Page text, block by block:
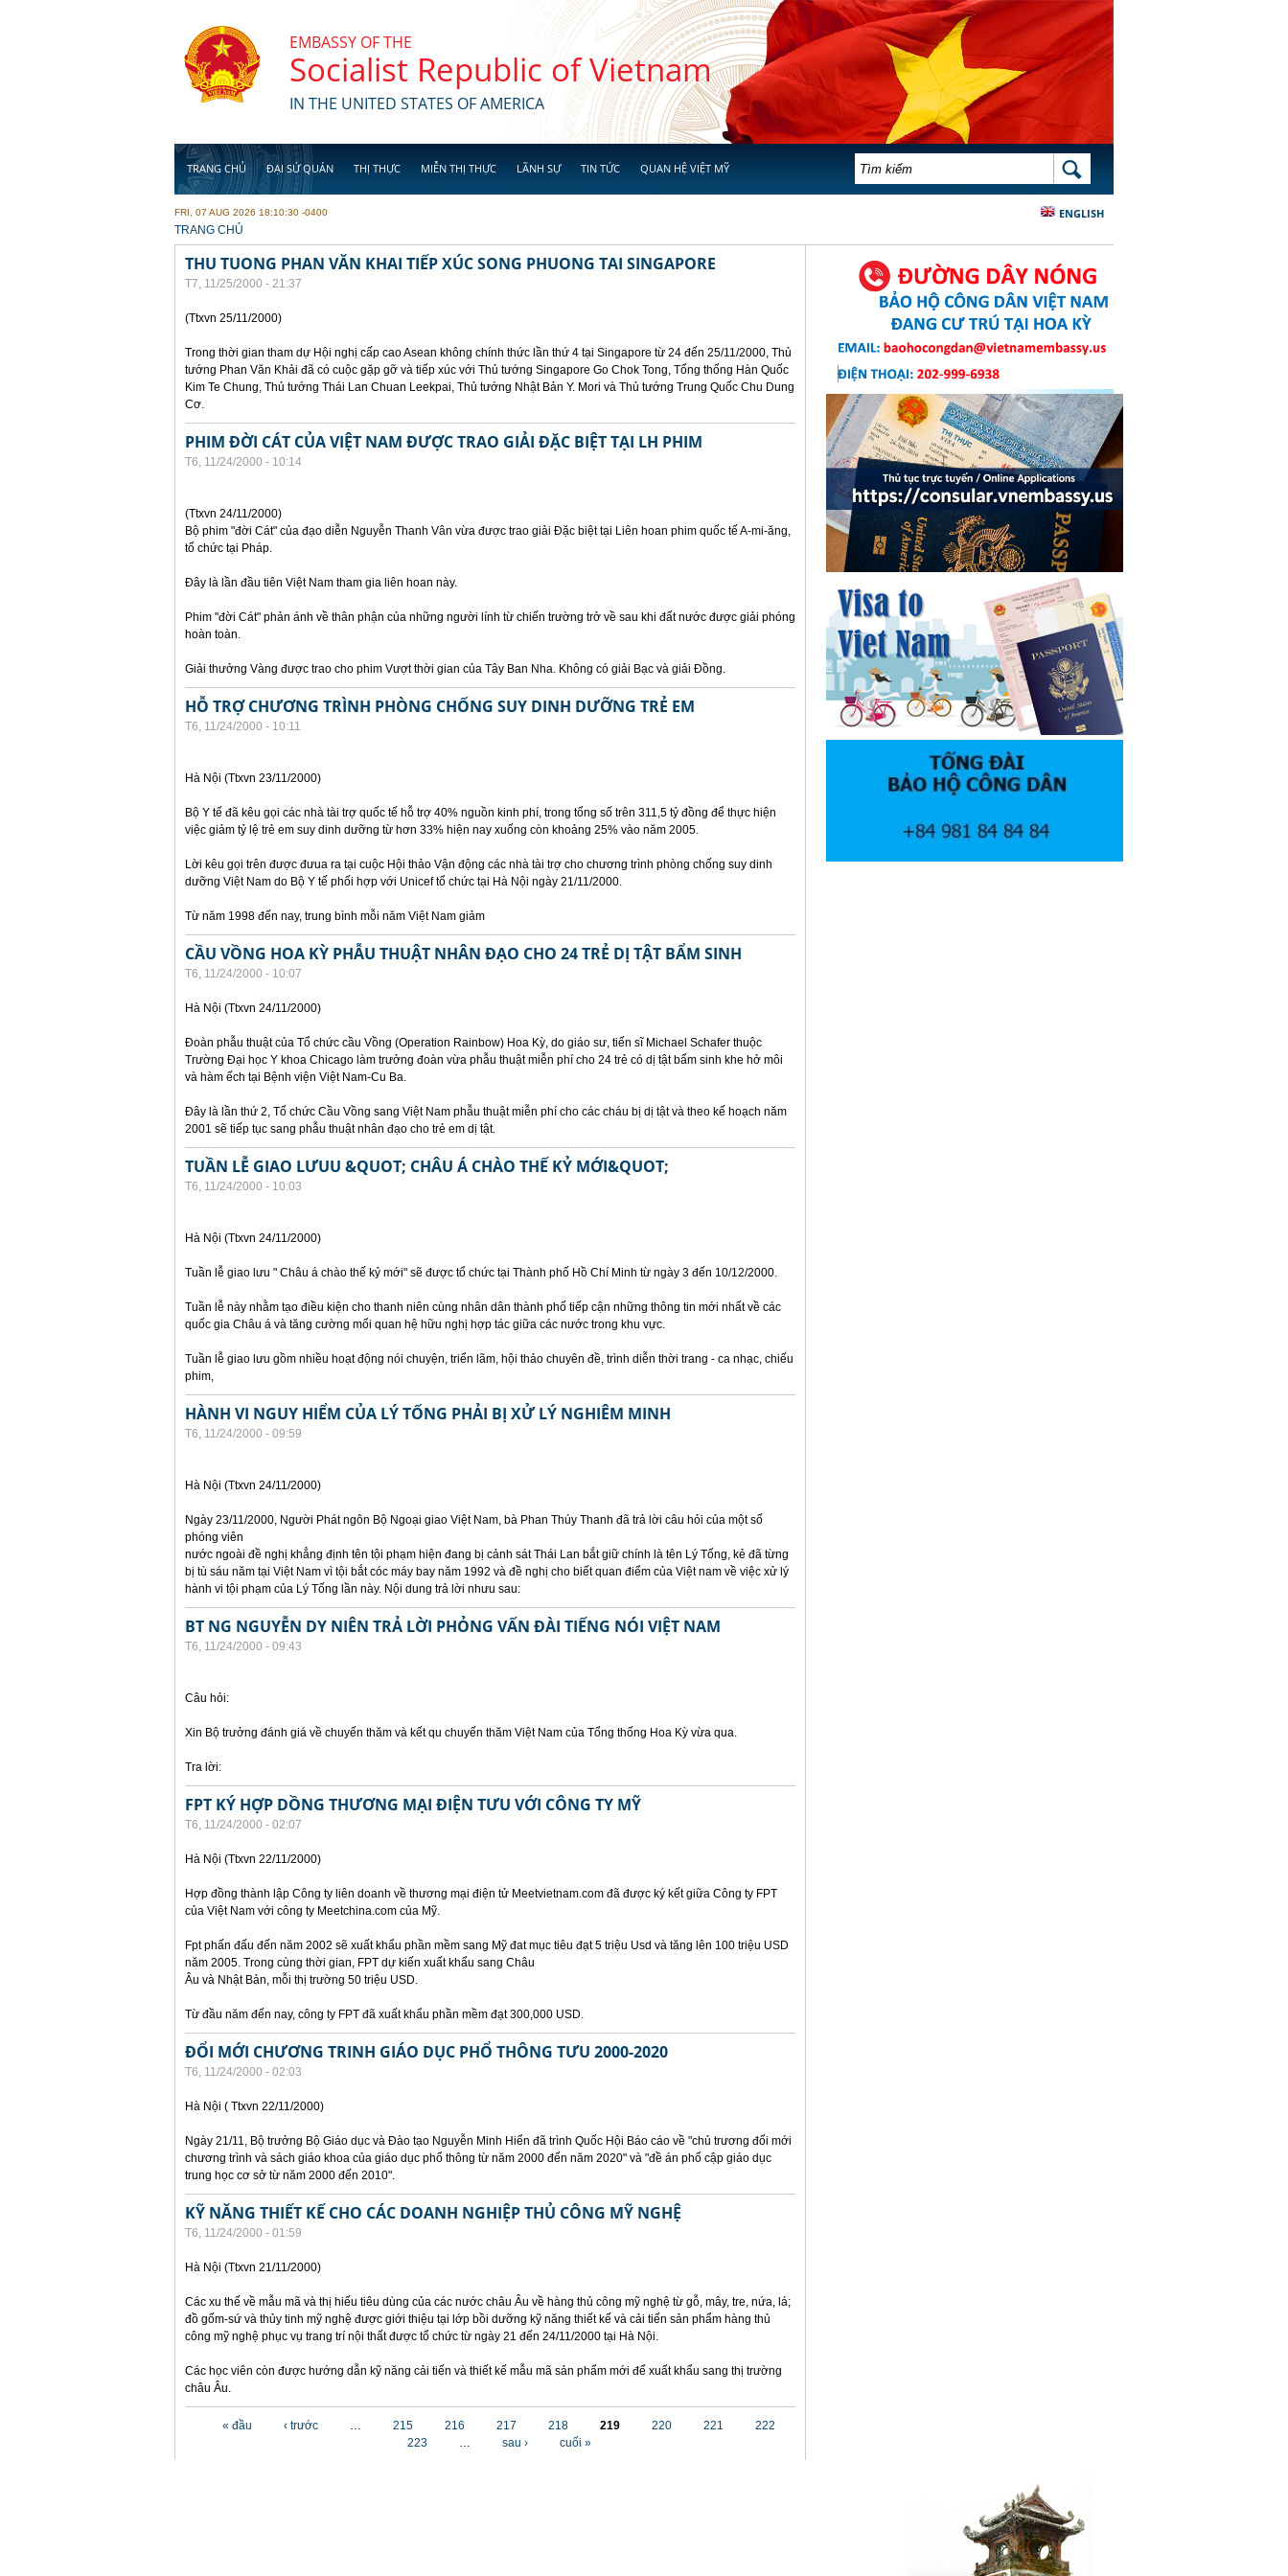
EMBASSY OF THE
Socialist Republic of Vietnam
IN THE UNITED STATES OF AMERICA
TRANG CHỦ ĐẠI SỨ QUÁN THỊ THỰC MIỄN THỊ THỰC LÃNH SỰ TIN TỨC QUAN HỆ VIỆT MỸ BIỂU MẪU TÌM KIẾM TÌM KIẾM
ENGLISH
FRI, 07 AUG 2026 18:10:30 -0400
YOU ARE HERE
TRANG CHỦ
THU TUONG PHAN VĂN KHAI TIẾP XÚC SONG PHUONG TAI SINGAPORE
T7, 11/25/2000 - 21:37
(Ttxvn 25/11/2000)
Trong thời gian tham dự Hội nghị cấp cao Asean không chính thức lần thứ 4 tại Singapore từ 24 đến 25/11/2000, Thủ
tướng Phan Văn Khải đã có cuộc gặp gỡ và tiếp xúc với Thủ tướng Singapore Go Chok Tong, Tổng thống Hàn Quốc
Kim Te Chung, Thủ tướng Thái Lan Chuan Leekpai, Thủ tướng Nhật Bản Y. Mori và Thủ tướng Trung Quốc Chu Dung
Cơ.
PHIM ĐỜI CÁT CỦA VIỆT NAM ĐƯỢC TRAO GIẢI ĐẶC BIỆT TẠI LH PHIM
T6, 11/24/2000 - 10:14
(Ttxvn 24/11/2000)
Bộ phim "đời Cát" của đạo diễn Nguyễn Thanh Vân vừa được trao giải Đặc biệt tại Liên hoan phim quốc tế A-mi-ăng,
tổ chức tại Pháp.
Đây là lần đầu tiên Việt Nam tham gia liên hoan này.
Phim "đời Cát" phản ánh về thân phận của những người lính từ chiến trường trở về sau khi đất nước được giải phóng
hoàn toàn.
Giải thưởng Vàng được trao cho phim Vượt thời gian của Tây Ban Nha. Không có giải Bạc và giải Đồng.
HỖ TRỢ CHƯƠNG TRÌNH PHÒNG CHỐNG SUY DINH DƯỠNG TRẺ EM
T6, 11/24/2000 - 10:11
Hà Nội (Ttxvn 23/11/2000)
Bộ Y tế đã kêu gọi các nhà tài trợ quốc tế hỗ trợ 40% nguồn kinh phí, trong tổng số trên 311,5 tỷ đồng để thực hiện
việc giảm tỷ lệ trẻ em suy dinh dưỡng từ hơn 33% hiện nay xuống còn khoảng 25% vào năm 2005.
Lời kêu gọi trên được đưua ra tại cuộc Hội thảo Vận động các nhà tài trợ cho chương trình phòng chống suy dinh
dưỡng Việt Nam do Bộ Y tế phối hợp với Unicef tổ chức tại Hà Nội ngày 21/11/2000.
Từ năm 1998 đến nay, trung bình mỗi năm Việt Nam giảm
CẦU VỒNG HOA KỲ PHẪU THUẬT NHÂN ĐẠO CHO 24 TRẺ DỊ TẬT BẨM SINH
T6, 11/24/2000 - 10:07
Hà Nội (Ttxvn 24/11/2000)
Đoàn phẫu thuật của Tổ chức cầu Vồng (Operation Rainbow) Hoa Kỳ, do giáo sư, tiến sĩ Michael Schafer thuộc
Trường Đại học Y khoa Chicago làm trưởng đoàn vừa phẫu thuật miễn phí cho 24 trẻ có dị tật bẩm sinh khe hở môi
và hàm ếch tại Bệnh viện Việt Nam-Cu Ba.
Đây là lần thứ 2, Tổ chức Cầu Vồng sang Việt Nam phẫu thuật miễn phí cho các cháu bị dị tật và theo kế hoạch năm
2001 sẽ tiếp tục sang phẫu thuật nhân đạo cho trẻ em dị tật.
TUẦN LỄ GIAO LƯUU &QUOT; CHÂU Á CHÀO THẾ KỶ MỚI&QUOT;
T6, 11/24/2000 - 10:03
Hà Nội (Ttxvn 24/11/2000)
Tuần lễ giao lưu " Châu á chào thế kỷ mới" sẽ được tổ chức tại Thành phố Hồ Chí Minh từ ngày 3 đến 10/12/2000.
Tuần lễ này nhằm tạo điều kiện cho thanh niên cùng nhân dân thành phố tiếp cận những thông tin mới nhất về các
quốc gia Châu á và tăng cường mối quan hệ hữu nghị hợp tác giữa các nước trong khu vực.
Tuần lễ giao lưu gồm nhiều hoạt động nói chuyện, triển lãm, hội thảo chuyên đề, trình diễn thời trang - ca nhạc, chiếu
phim,
HÀNH VI NGUY HIỂM CỦA LÝ TỐNG PHẢI BỊ XỬ LÝ NGHIÊM MINH
T6, 11/24/2000 - 09:59
Hà Nội (Ttxvn 24/11/2000)
Ngày 23/11/2000, Người Phát ngôn Bộ Ngoại giao Việt Nam, bà Phan Thúy Thanh đã trả lời câu hỏi của một số
phóng viên
nước ngoài đề nghị khẳng định tên tội phạm hiện đang bị cảnh sát Thái Lan bắt giữ chính là tên Lý Tống, kẻ đã từng
bị tù sáu năm tại Việt Nam vì tội bắt cóc máy bay năm 1992 và đề nghị cho biết quan điểm của Việt nam về việc xử lý
hành vi tội phạm của Lý Tống lần này. Nội dung trả lời nhưu sau:
BT NG NGUYỄN DY NIÊN TRẢ LỜI PHỎNG VẤN ĐÀI TIẾNG NÓI VIỆT NAM
T6, 11/24/2000 - 09:43
Câu hỏi:
Xin Bộ trưởng đánh giá về chuyến thăm và kết qu chuyến thăm Việt Nam của Tổng thống Hoa Kỳ vừa qua.
Tra lời:
FPT KÝ HỢP DỒNG THƯƠNG MẠI ĐIỆN TƯU VỚI CÔNG TY MỸ
T6, 11/24/2000 - 02:07
Hà Nội (Ttxvn 22/11/2000)
Hợp đồng thành lập Công ty liên doanh về thương mại điện tử Meetvietnam.com đã được ký kết giữa Công ty FPT
của Việt Nam với công ty Meetchina.com của Mỹ.
Fpt phấn đấu đến năm 2002 sẽ xuất khẩu phần mềm sang Mỹ đat mục tiêu đạt 5 triệu Usd và tăng lên 100 triệu USD
năm 2005. Trong cùng thời gian, FPT dự kiến xuất khẩu sang Châu
Âu và Nhật Bản, mỗi thị trường 50 triệu USD.
Từ đầu năm đến nay, công ty FPT đã xuất khẩu phần mềm đạt 300,000 USD.
ĐỔI MỚI CHƯƠNG TRINH GIÁO DỤC PHỔ THÔNG TƯU 2000-2020
T6, 11/24/2000 - 02:03
Hà Nội ( Ttxvn 22/11/2000)
Ngày 21/11, Bộ trưởng Bộ Giáo dục và Đào tạo Nguyễn Minh Hiển đã trình Quốc Hội Báo cáo về "chủ trương đổi mới
chương trình và sách giáo khoa của giáo dục phổ thông từ năm 2000 đến năm 2020" và "đề án phổ cập giáo dục
trung học cơ sở từ năm 2000 đến 2010".
KỸ NĂNG THIẾT KẾ CHO CÁC DOANH NGHIỆP THỦ CÔNG MỸ NGHỆ
T6, 11/24/2000 - 01:59
Hà Nội (Ttxvn 21/11/2000)
Các xu thế về mẫu mã và thị hiếu tiêu dùng của các nước châu Âu về hàng thủ công mỹ nghệ từ gỗ, mây, tre, nứa, lá;
đồ gốm-sứ và thủy tinh mỹ nghệ được giới thiệu tại lớp bồi dưỡng kỹ năng thiết kế và cải tiến sản phẩm hàng thủ
công mỹ nghệ phục vụ trang trí nội thất được tổ chức từ ngày 21 đến 24/11/2000 tại Hà Nội.
Các học viên còn được hướng dẫn kỹ năng cải tiến và thiết kế mẫu mã sản phẩm mới để xuất khẩu sang thị trường
châu Âu.
« đầu ‹ trước … 215 216 217 218 219 220 221
222
223
… sau › cuối »